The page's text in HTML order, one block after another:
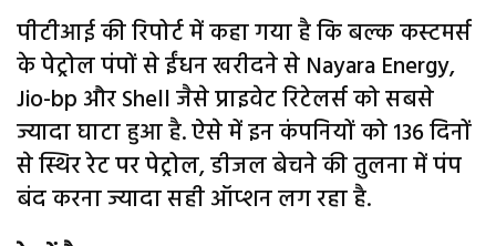
पीटीआई की रिपोर्ट में कहा गया है कि बल्क कस्टमर्स
के पेट्रोल पंपों से ईंधन खरीदने से Nayara Energy,
Jio-bp और Shell जैसे प्राइवेट रिटेलर्स को सबसे
ज्यादा घाटा हुआ है. ऐसे में इन कंपनियों को 136 दिनों
से स्थिर रेट पर पेट्रोल, डीजल बेचने की तुलना में पंप
बंद करना ज्यादा सही ऑप्शन लग रहा है.